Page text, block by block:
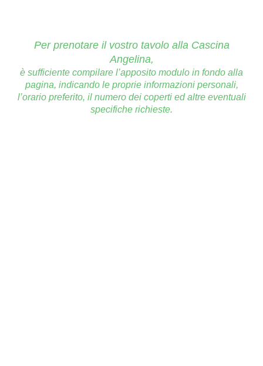
Per prenotare il vostro tavolo alla Cascina
Angelina,
è sufficiente compilare l’apposito modulo in fondo alla
pagina, indicando le proprie informazioni personali,
l’orario preferito, il numero dei coperti ed altre eventuali
specifiche richieste.